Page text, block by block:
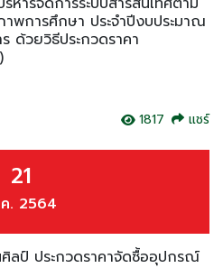
พการศึกษา ประจำปีงบประมาณ
ด้วยวิธีประกวดราคา
1817
แชร์
21
. 2564
ป์ ประกวดราคาจัดซื้ออุปกรณ์